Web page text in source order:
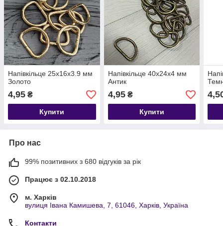
Напівкільце 25х16х3.9 мм
Золото
4,95 ₴
Купити
Напівкільце 40х24х4 мм
Антик
4,95₴
Купити
Про нас
99% позитивних з 680 відгуків за рік
Працює з 02.10.2018
м. Харків
вулиця Івана Камишева, 7, 61046, Харків, Україна
Контакти